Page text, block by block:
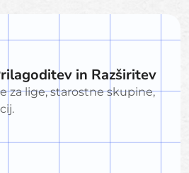
in Razširitev
za lige, starostne skupine,